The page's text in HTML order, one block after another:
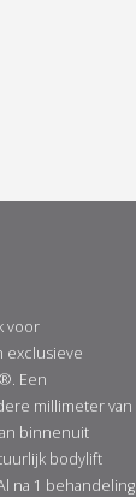
voor
exclusieve
Een
millimeter van
binnenuit
bodylift
na 1 behandeling